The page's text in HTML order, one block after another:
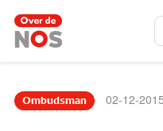
Ombudsman 02-12-2015